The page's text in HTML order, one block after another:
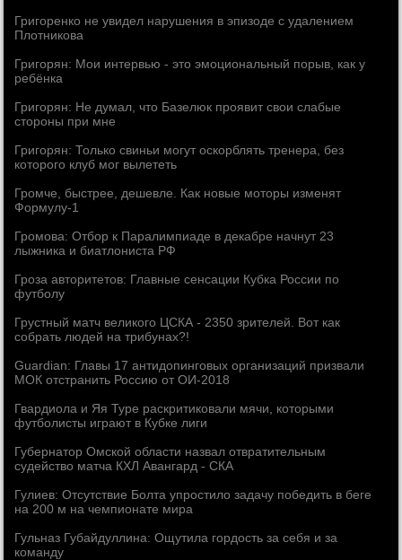
Григоренко не увидел нарушения в эпизоде с удалением
Плотникова
Григорян: Мои интервью - это эмоциональный порыв, как у
ребёнка
Григорян: Не думал, что Базелюк проявит свои слабые
стороны при мне
Григорян: Только свиньи могут оскорблять тренера, без
которого клуб мог вылететь
Громче, быстрее, дешевле. Как новые моторы изменят
Формулу-1
Громова: Отбор к Паралимпиаде в декабре начнут 23
лыжника и биатлониста РФ
Гроза авторитетов: Главные сенсации Кубка России по
футболу
Грустный матч великого ЦСКА - 2350 зрителей. Вот как
собрать людей на трибунах?!
Guardian: Главы 17 антидопинговых организаций призвали
МОК отстранить Россию от ОИ-2018
Гвардиола и Яя Туре раскритиковали мячи, которыми
футболисты играют в Кубке лиги
Губернатор Омской области назвал отвратительным
судейство матча КХЛ Авангард - СКА
Гулиев: Отсутствие Болта упростило задачу победить в беге
на 200 м на чемпионате мира
Гульназ Губайдуллина: Ощутила гордость за себя и за
команду